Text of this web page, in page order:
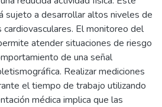
sujeto a desarrollar altos niveles de
El monitoreo del
atender situaciones de riesgo
de una señal
Realizar mediciones
el tiempo de trabajo utilizando
médica implica que las